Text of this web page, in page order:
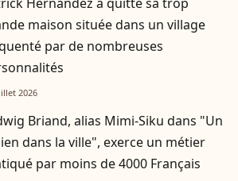
maison située dans un village
par de nombreuses
2026
Briand, alias Mimi-Siku dans "Un
dans la ville", exerce un métier
par moins de 4000 Français